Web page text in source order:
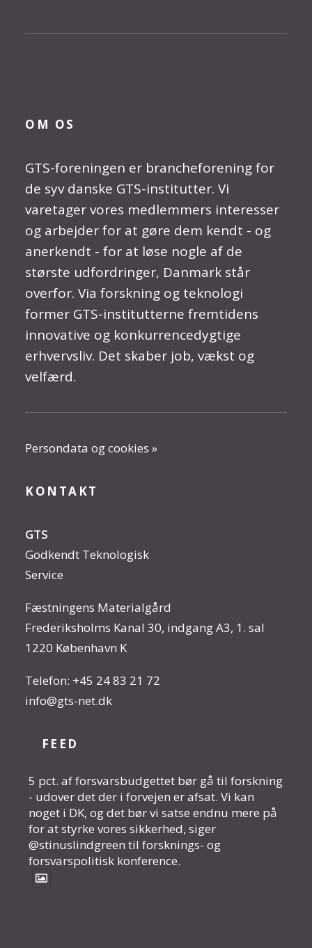
OM OS
GTS-foreningen er brancheforening for
de syv danske GTS-institutter. Vi
varetager vores medlemmers interesser
og arbejder for at gøre dem kendt - og
anerkendt - for at løse nogle af de
største udfordringer, Danmark står
overfor. Via forskning og teknologi
former GTS-institutterne fremtidens
innovative og konkurrencedygtige
erhvervsliv. Det skaber job, vækst og
velfærd.
Persondata og cookies »
KONTAKT
GTS
Godkendt Teknologisk
Service
Fæstningens Materialgård
Frederiksholms Kanal 30, indgang A3, 1. sal
1220 København K
Telefon: +45 24 83 21 72
info@gts-net.dk
FEED
5 pct. af forsvarsbudgettet bør gå til forskning
- udover det der i forvejen er afsat. Vi kan
noget i DK, og det bør vi satse endnu mere på
for at styrke vores sikkerhed, siger
@stinuslindgreen til forsknings- og
forsvarspolitisk konference.